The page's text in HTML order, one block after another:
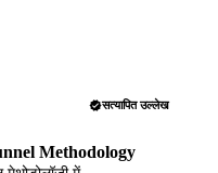
सत्यापित उल्लेख
Methodology